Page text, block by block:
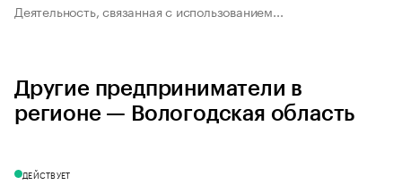
Деятельность, связанная с использованием...
Другие предприниматели в
регионе — Вологодская область
ДЕЙСТВУЕТ